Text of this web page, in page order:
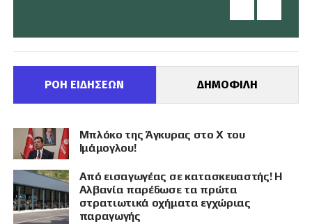
ΡΟΗ ΕΙΔΗΣΕΩΝ ΔΗΜΟΦΙΛΗ
Μπλόκο της Άγκυρας στο X του
Ιμάμογλου!
Από εισαγωγέας σε κατασκευαστής! Η
Αλβανία παρέδωσε τα πρώτα
στρατιωτικά οχήματα εγχώριας
παραγωγής